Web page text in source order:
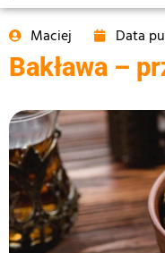
Maciej Data
Bakława –